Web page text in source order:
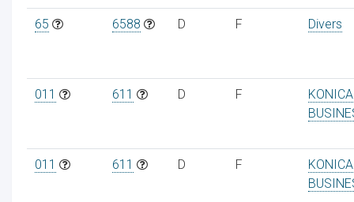
65 6588 D F Divers
011 611 D F
011 611 D F